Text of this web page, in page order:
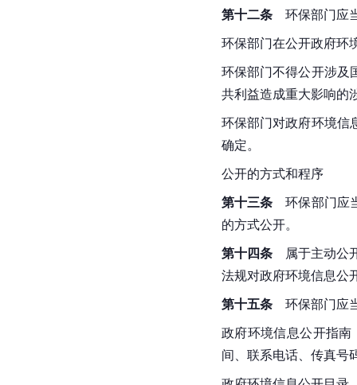
第十二条 环保部门应
环保部门在公开政府环
环保部门不得公开涉及
共利益造成重大影响的
环保部门对政府环境信
确定。
公开的方式和程序
第十三条 环保部门应
的方式公开。
第十四条 属于主动公
法规对政府环境信息公
第十五条 环保部门应
政府环境信息公开指
间、联系电话、传真号